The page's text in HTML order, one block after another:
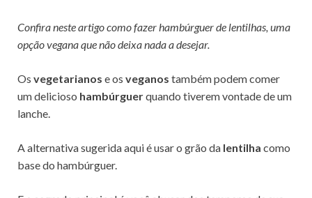
Confira neste artigo como fazer hambúrguer de lentilhas, uma
opção vegana que não deixa nada a desejar.
Os vegetarianos e os veganos também podem comer
um delicioso hambúrguerquando tiverem vontade de um
lanche.
A alternativa sugerida aqui é usar o grão da lentilha como
base do hambúrguer.